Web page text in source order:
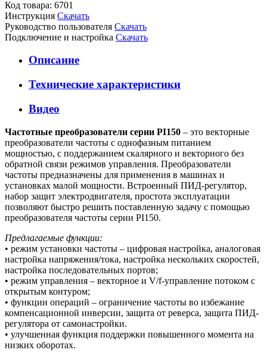
Код товара: 6701
Инструкция Скачать
Руководство пользователя Скачать
Подключение и настройка Скачать
Описание
Технические характеристики
Видео
Частотные преобразователи серии PI150 – это векторные
преобразователи частоты с однофазным питанием
мощностью, с поддержанием скалярного и векторного без
обратной связи режимов управления. Преобразователи
частоты предназначены для применения в машинах и
установках малой мощности. Встроенный ПИД-регулятор,
набор защит электродвигателя, простота эксплуатации
позволяют быстро решить поставленную задачу с помощью
преобразователя частоты серии PI150.
Предлагаемые функции:
• режим установки частоты – цифровая настройка, аналоговая
настройка напряжения/тока, настройка нескольких скоростей,
настройка последовательных портов;
• режим управления – векторное и V/f-управление потоком с
открытым контуром;
• функции операций – ограничение частоты во избежание
компенсационной инверсии, защита от реверса, защита ПИД-
регулятора от самонастройки.
• улучшенная функция поддержки повышенного момента на
низких оборотах.